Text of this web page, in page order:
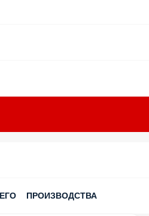
ПРОИЗВОДСТВА